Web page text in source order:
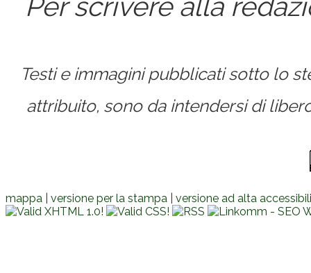
Testi e immagini pubblicati sotto lo
attribuito, sono da intendersi di
mappa versione per la stampa versione ad alta